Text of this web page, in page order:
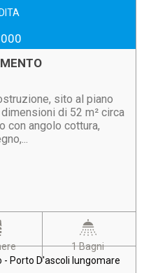
sito al piano
di 52 m² circa
con angolo cottura,
1 Bagni
Porto D'ascoli lungomare